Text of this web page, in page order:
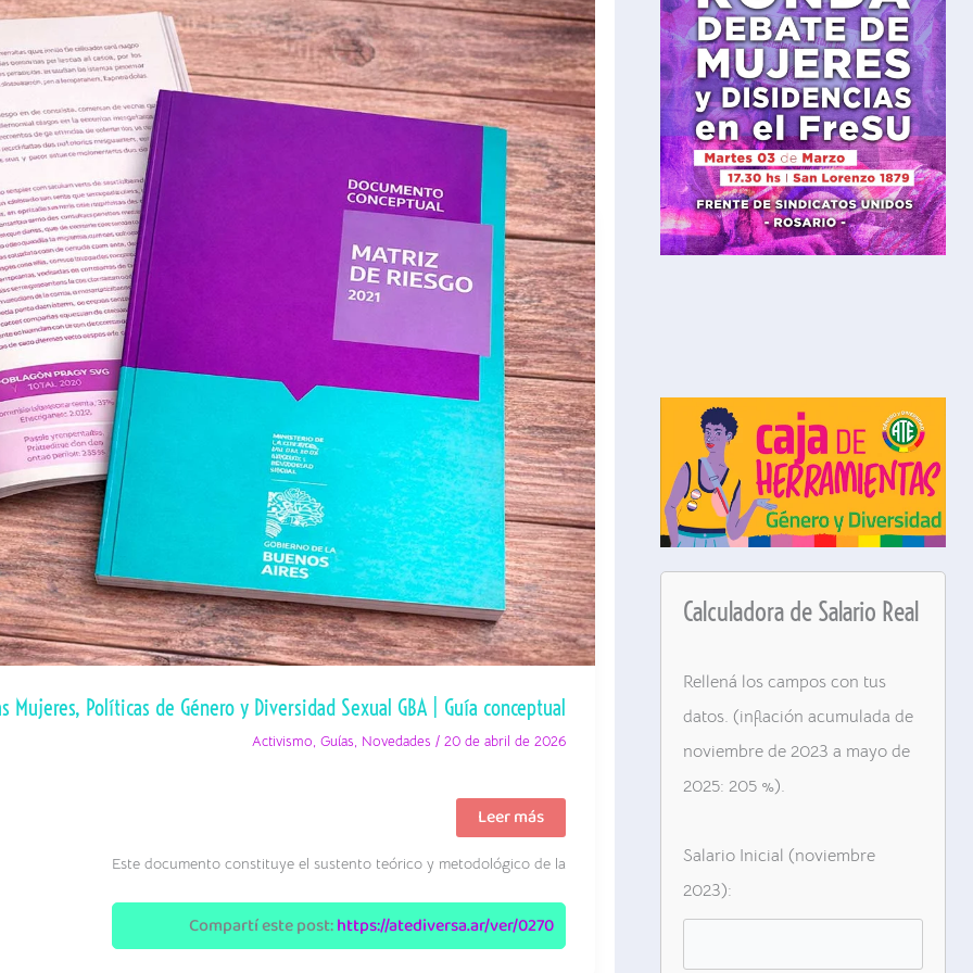
Políticas de Género y Diversidad Sexual GBA | Guía conceptual
Activismo, Guías, Novedades / 20 de abril de 2026
Matriz
de
riesgo
|
de
las
Mujeres,
Políticas
Leer más
Este documento constituye el sustento teórico y metodológico de la
Compartí este post:https://atediversa.ar/ver/0270
Calculadora de Salario Real
Rellená los campos con tus
datos. (inflación acumulada de
noviembre de 2023 a mayo de
2025: 205 %).
Salario Inicial (noviembre
2023):